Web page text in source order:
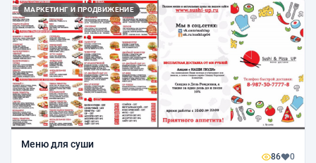
МАРКЕТИНГ И ПРОДВИЖЕНИЕ
Меню для суши
86 0